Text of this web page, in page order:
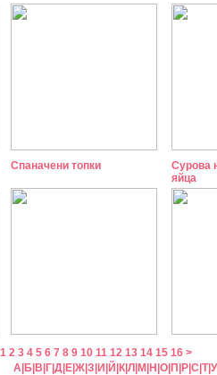
Спаначени топки
Сурова
яйца
1 2 3 4 5 6 7 8 9 10 11 12 13 14 15 16>
А Б В Г Д Е Ж З И Й К Л М Н О П Р С Т|У